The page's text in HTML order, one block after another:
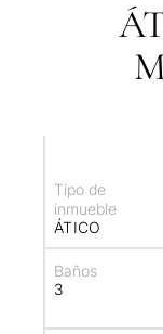
Tipo de
inmueble
ÁTICO
Baños
3